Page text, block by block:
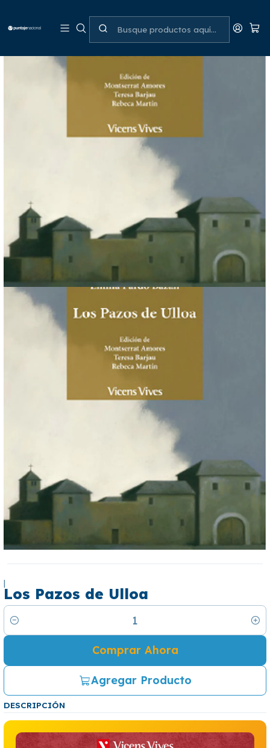
|
Los Pazos de Ulloa
Cantidad
Agregar Producto
Comprar Ahora
DESCRIPCIÓN